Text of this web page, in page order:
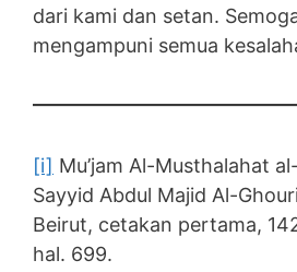
dari kami dan setan.
mengampuni semua
[i] Mu’jam Al-Musthalahat
Sayyid Abdul Majid Al-
Beirut, cetakan pertama,
hal. 699.